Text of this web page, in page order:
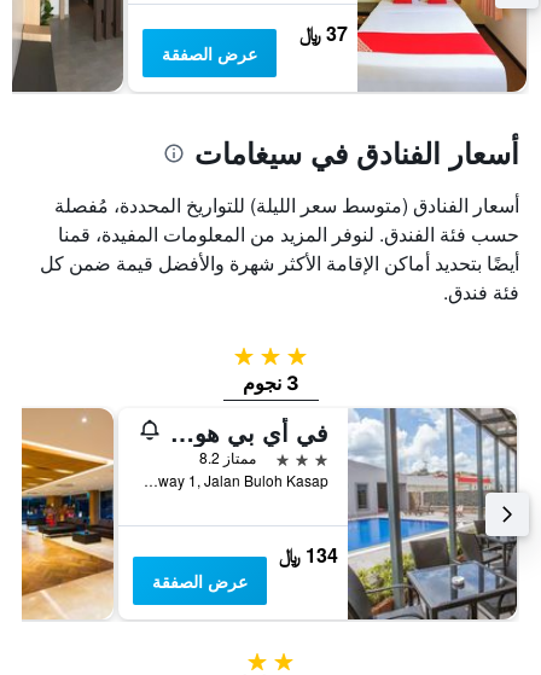
يعرض
متوسط
سعر
غرفة
37 ﷼
عرض الصفقة
أسعار الفنادق في سيغامات
أسعار الفنادق (متوسط سعر الليلة) للتواريخ المحددة، مُفصلة
حسب فئة الفندق. لنوفر المزيد من المعلومات المفيدة، قمنا
أيضًا بتحديد أماكن الإقامة الأكثر شهرة والأفضل قيمة ضمن كل
فئة فندق.
3 نجوم
3 نجوم
في أي بي هوتل سيجامات
3 نجوم
ممتاز 8.2
Highway 1, Jalan Buloh Kasap, سيغامات, ماليزيا
134 ﷼
عرض الصفقة
2 نجمتين